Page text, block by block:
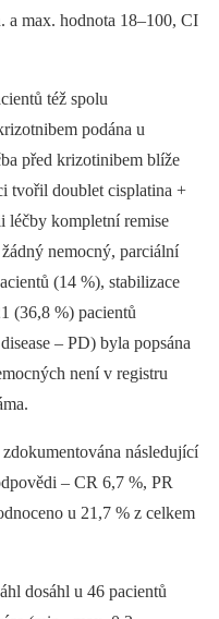
a max. hodnota 18–100, CI
též spolu
podána u
před krizotinibem blíže
tvořil doublet cisplatina +
léčby kompletní remise
nemocný, parciální
(14 %), stabilizace
(36,8 %) pacientů
–⁠ PD) byla popsána
není v registru
následující
–⁠ CR 6,7 %, PR
u 21,7 % z celkem
dosáhl u 46 pacientů